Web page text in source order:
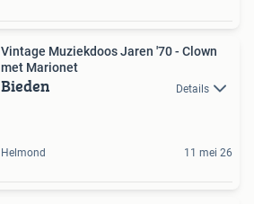
Vintage Muziekdoos Jaren '70 - Clown
met Marionet
Bieden Details
Helmond 11 mei 26